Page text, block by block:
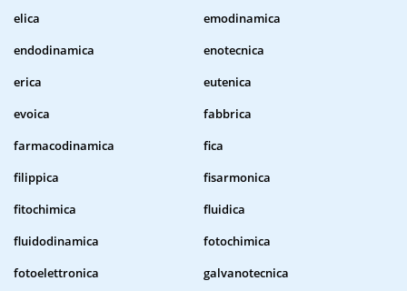
elica
emodinamica
endodinamica
enotecnica
erica
eutenica
evoica
fabbrica
farmacodinamica
fica
filippica
fisarmonica
fitochimica
fluidica
fluidodinamica
fotochimica
fotoelettronica
galvanotecnica